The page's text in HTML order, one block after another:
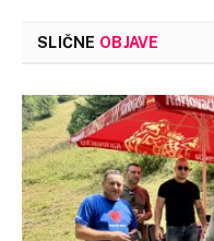
SLIČNE OBJAVE